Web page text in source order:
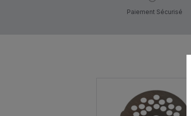
Paiement Sécurisé